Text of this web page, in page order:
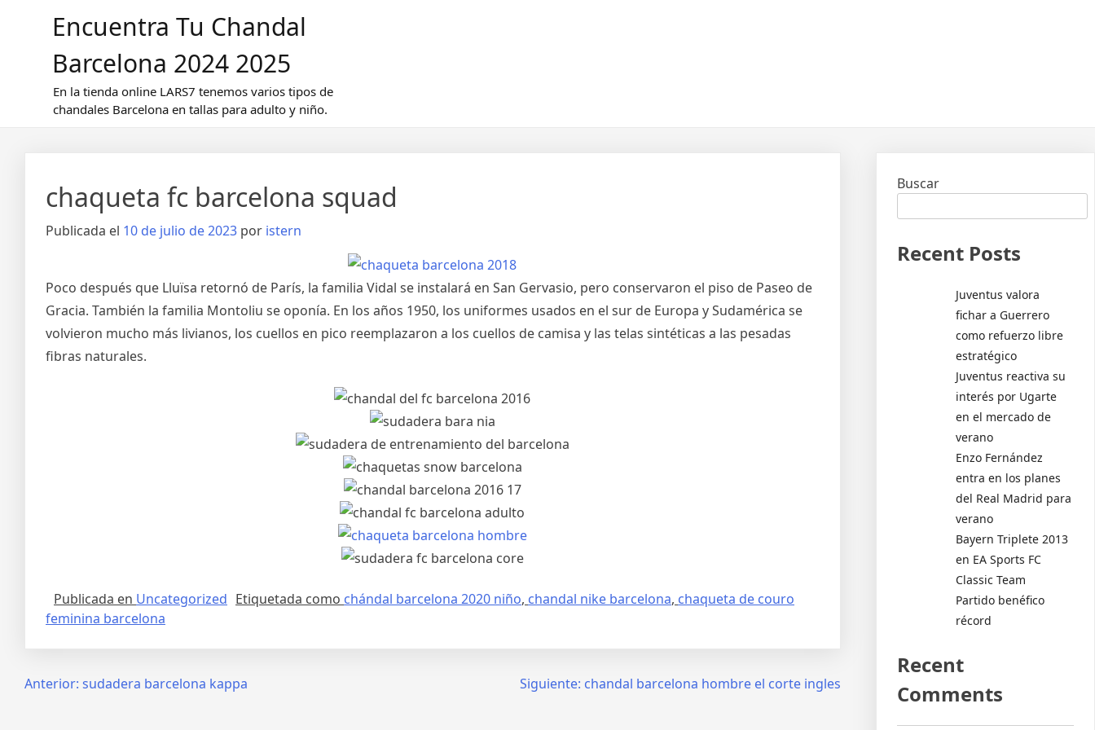
Encuentra Tu Chandal
Barcelona 2024 2025
En la tienda online LARS7 tenemos varios tipos de
chandales Barcelona en tallas para adulto y niño.
chaqueta fc barcelona squad
Publicada el 10 de julio de 2023 por istern
Poco después que Lluïsa retornó de París, la familia Vidal se instalará en San Gervasio, pero conservaron el piso de Paseo de
Gracia. También la familia Montoliu se oponía. En los años 1950, los uniformes usados en el sur de Europa y Sudamérica se
volvieron mucho más livianos, los cuellos en pico reemplazaron a los cuellos de camisa y las telas sintéticas a las pesadas
fibras naturales.
Publicada en Uncategorized Etiquetada como chándal barcelona 2020 niño, chandal nike barcelona, chaqueta de couro
feminina barcelona
Navegación
Anterior: sudadera barcelona kappa Siguiente: chandal barcelona hombre el corte ingles
Buscar
Recent Posts
Juventus valora
fichar a Guerrero
como refuerzo libre
estratégico
Juventus reactiva su
interés por Ugarte
en el mercado de
verano
Enzo Fernández
entra en los planes
del Real Madrid para
verano
Bayern Triplete 2013
en EA Sports FC
Classic Team
Partido benéfico
récord
Recent
Comments